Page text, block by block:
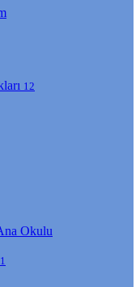
12
Okulu
1